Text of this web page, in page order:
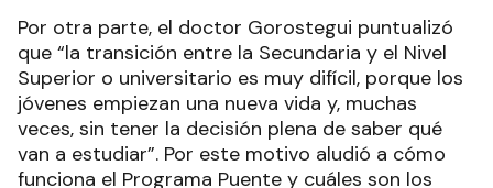
Por otra parte, el doctor Gorostegui puntualizó
que “la transición entre la Secundaria y el Nivel
Superior o universitario es muy difícil, porque los
jóvenes empiezan una nueva vida y, muchas
veces, sin tener la decisión plena de saber qué
van a estudiar”. Por este motivo aludió a cómo
funciona el Programa Puente y cuáles son los